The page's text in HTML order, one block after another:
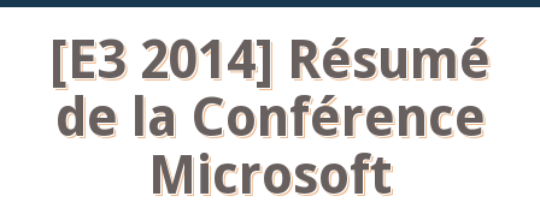
[E3 2014] Résumé
de la Conférence
Microsoft